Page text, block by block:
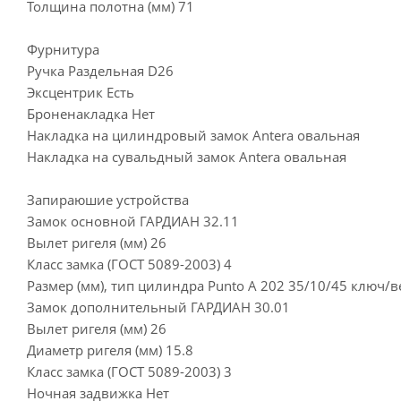
Толщина полотна (мм) 71
Фурнитура
Ручка Раздельная D26
Эксцентрик Есть
Броненакладка Нет
Накладка на цилиндровый замок Antera овальная
Накладка на сувальдный замок Antera овальная
Запираюшие устройства
Замок основной ГАРДИАН 32.11
Вылет ригеля (мм) 26
Класс замка (ГОСТ 5089-2003) 4
Размер (мм), тип цилиндра Punto A 202 35/10/45 ключ/
Замок дополнительный ГАРДИАН 30.01
Вылет ригеля (мм) 26
Диаметр ригеля (мм) 15.8
Класс замка (ГОСТ 5089-2003) 3
Ночная задвижка Нет